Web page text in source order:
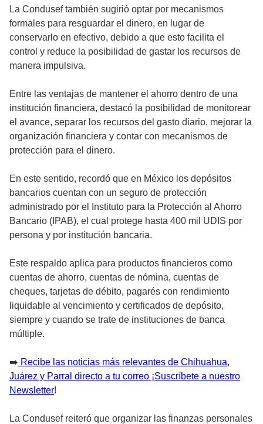
La Condusef también sugirió optar por mecanismos
formales para resguardar el dinero, en lugar de
conservarlo en efectivo, debido a que esto facilita el
control y reduce la posibilidad de gastar los recursos de
manera impulsiva.
Entre las ventajas de mantener el ahorro dentro de una
institución financiera, destacó la posibilidad de monitorear
el avance, separar los recursos del gasto diario, mejorar la
organización financiera y contar con mecanismos de
protección para el dinero.
En este sentido, recordó que en México los depósitos
bancarios cuentan con un seguro de protección
administrado por el Instituto para la Protección al Ahorro
Bancario (IPAB), el cual protege hasta 400 mil UDIS por
persona y por institución bancaria.
Este respaldo aplica para productos financieros como
cuentas de ahorro, cuentas de nómina, cuentas de
cheques, tarjetas de débito, pagarés con rendimiento
liquidable al vencimiento y certificados de depósito,
siempre y cuando se trate de instituciones de banca
múltiple.
➡️ Recibe las noticias más relevantes de Chihuahua,
Juárez y Parral directo a tu correo ¡Suscríbete a nuestro
Newsletter!
La Condusef reiteró que organizar las finanzas personales